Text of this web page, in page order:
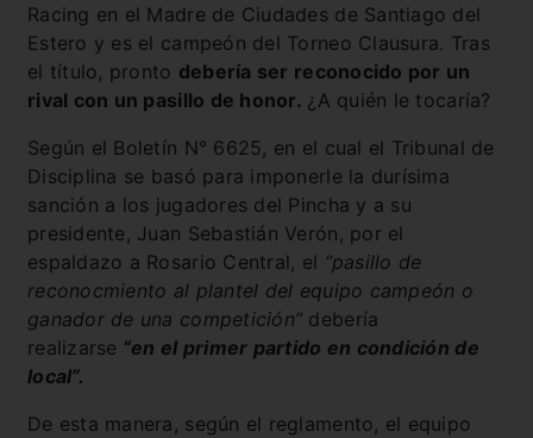
Racing en el Madre de Ciudades de Santiago del
Estero y es el campeón del Torneo Clausura. Tras
el título, pronto debería ser reconocido por un
rival con un pasillo de honor. ¿A quién le tocaría?
Según el Boletín N° 6625, en el cual el Tribunal de
Disciplina se basó para imponerle la durísima
sanción a los jugadores del Pincha y a su
presidente, Juan Sebastián Verón, por el
espaldazo a Rosario Central, el “pasillo de
reconocmiento al plantel del equipo campeón o
ganador de una competición” debería
realizarse “en el primer partido en condición de
local”.
De esta manera, según el reglamento, el equipo